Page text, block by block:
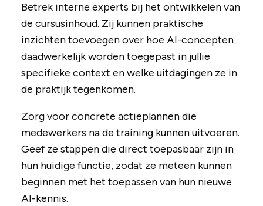
Betrek interne experts bij het ontwikkelen van
de cursusinhoud. Zij kunnen praktische
inzichten toevoegen over hoe AI-concepten
daadwerkelijk worden toegepast in jullie
specifieke context en welke uitdagingen ze in
de praktijk tegenkomen.
Zorg voor concrete actieplannen die
medewerkers na de training kunnen uitvoeren.
Geef ze stappen die direct toepasbaar zijn in
hun huidige functie, zodat ze meteen kunnen
beginnen met het toepassen van hun nieuwe
AI-kennis.